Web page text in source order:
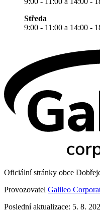
Středa
9:00 - 11:00 a 14:00 -
Oficiální stránky obce
Provozovatel Galileo
Poslední aktualizace: 5. 8.